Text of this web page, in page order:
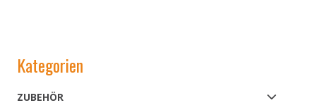
Kategorien
ZUBEHÖR